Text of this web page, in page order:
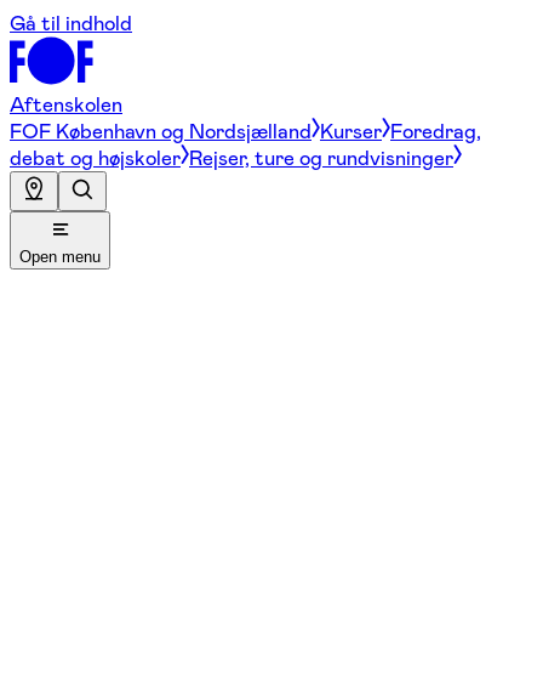
Gå til indhold
Aftenskolen
FOF København og Nordsjælland Kurser Foredrag,
debat og højskoler Rejser, ture og rundvisninger
Open menu